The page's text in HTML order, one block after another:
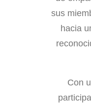
sus
hacia
Con